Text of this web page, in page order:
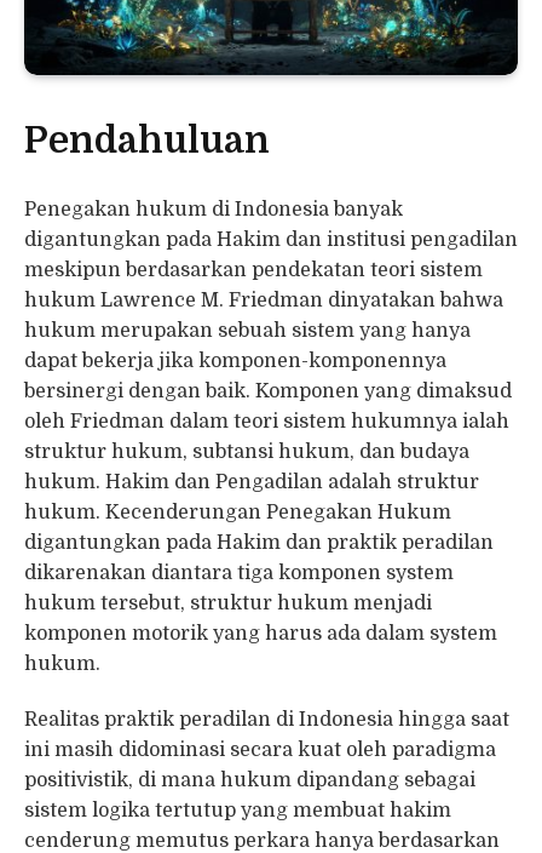
Pendahuluan
Penegakan hukum di Indonesia banyak
digantungkan pada Hakim dan institusi pengadilan
meskipun berdasarkan pendekatan teori sistem
hukum Lawrence M. Friedman dinyatakan bahwa
hukum merupakan sebuah sistem yang hanya
dapat bekerja jika komponen-komponennya
bersinergi dengan baik. Komponen yang dimaksud
oleh Friedman dalam teori sistem hukumnya ialah
struktur hukum, subtansi hukum, dan budaya
hukum. Hakim dan Pengadilan adalah struktur
hukum. Kecenderungan Penegakan Hukum
digantungkan pada Hakim dan praktik peradilan
dikarenakan diantara tiga komponen system
hukum tersebut, struktur hukum menjadi
komponen motorik yang harus ada dalam system
hukum.
Realitas praktik peradilan di Indonesia hingga saat
ini masih didominasi secara kuat oleh paradigma
positivistik, di mana hukum dipandang sebagai
sistem logika tertutup yang membuat hakim
cenderung memutus perkara hanya berdasarkan